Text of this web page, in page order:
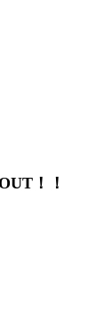
！！